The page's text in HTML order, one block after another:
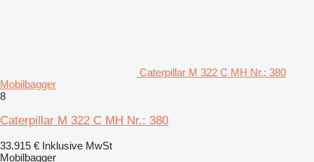
Caterpillar M 322 C MH Nr.: 380
Mobilbagger
8
Caterpillar M 322 C MH Nr.: 380
33.915 € Inklusive MwSt
Mobilbagger